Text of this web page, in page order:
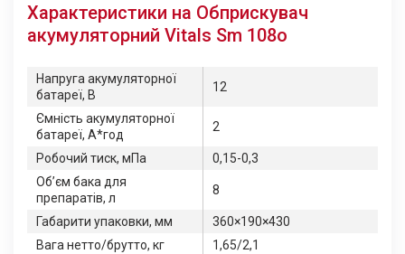
Характеристики на Обприскувач
акумуляторний Vitals Sm 108о
Напруга акумуляторної
батареї, В
12
Ємність акумуляторної
батареї, А*год
2
Робочий тиск, мПа
0,15-0,3
Об’єм бака для
препаратів, л
8
Габарити упаковки, мм
360×190×430
Вага нетто/брутто, кг
1,65/2,1